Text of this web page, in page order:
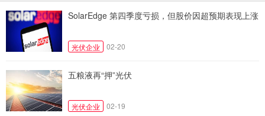
SolarEdge 第四季度亏损，但股价因超预期表现上涨
光伏企业 02-20
五粮液再“押”光伏
光伏企业 02-19